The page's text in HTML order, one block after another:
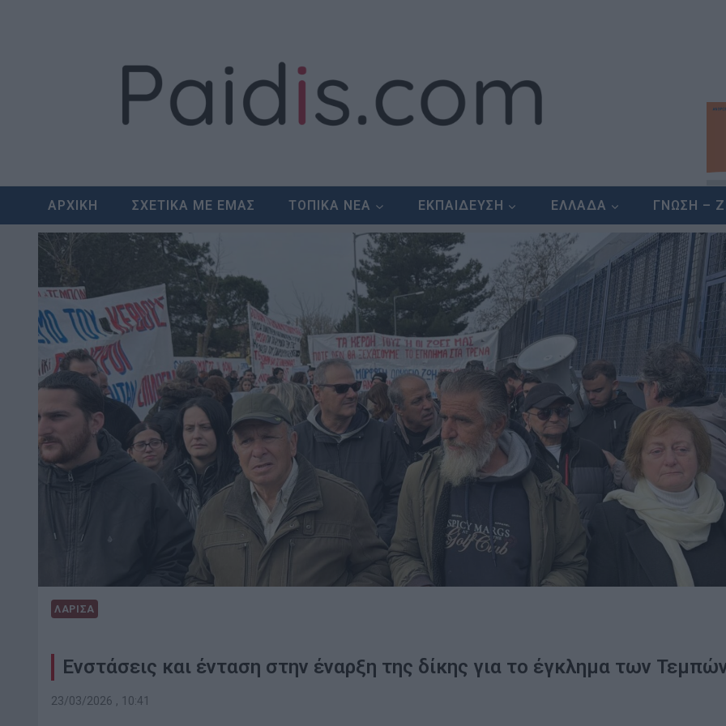
ΑΡΧΙΚΗ ΣΧΕΤΙΚΑ ΜΕ ΕΜΑΣ ΤΟΠΙΚΑ ΝΕΑ ΕΚΠΑΙΔΕΥΣΗ ΕΛΛΑΔΑ ΓΝΩΣΗ –
ΛΑΡΙΣΑ
Ενστάσεις και ένταση στην έναρξη της δίκης για το έγκλημα των
23/03/2026 , 10:41